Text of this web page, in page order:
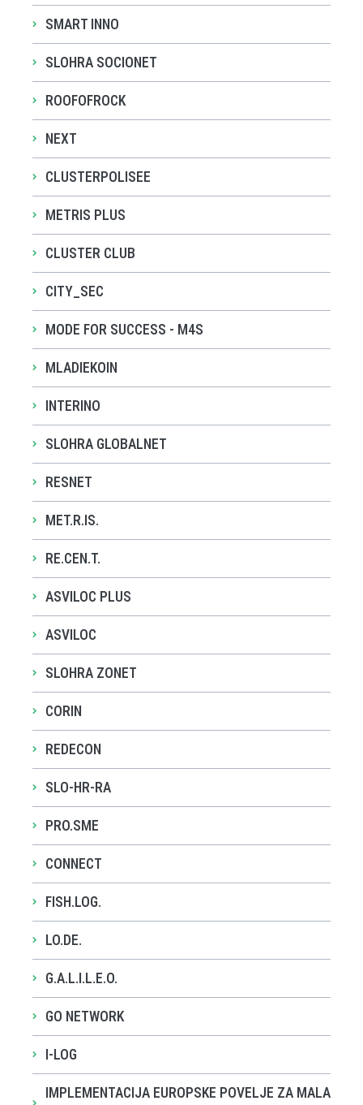
SMART INNO
SLOHRA SOCIONET
ROOFOFROCK
NEXT
CLUSTERPOLISEE
METRIS PLUS
CLUSTER CLUB
CITY_SEC
MODE FOR SUCCESS - M4S
MLADIEKOIN
INTERINO
SLOHRA GLOBALNET
RESNET
MET.R.IS.
RE.CEN.T.
ASVILOC PLUS
ASVILOC
SLOHRA ZONET
CORIN
REDECON
SLO-HR-RA
PRO.SME
CONNECT
FISH.LOG.
LO.DE.
G.A.L.I.L.E.O.
GO NETWORK
I-LOG
IMPLEMENTACIJA EUROPSKE POVELJE ZA MALA